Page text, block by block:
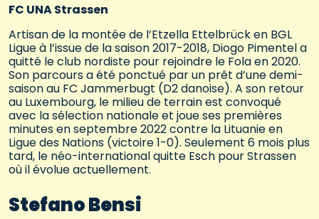
FC UNA Strassen
Artisan de la montée de l’Etzella Ettelbrück en BGL
Ligue à l’issue de la saison 2017-2018, Diogo Pimentel a
quitté le club nordiste pour rejoindre le Fola en 2020.
Son parcours a été ponctué par un prêt d’une demi-
saison au FC Jammerbugt (D2 danoise). A son retour
au Luxembourg, le milieu de terrain est convoqué
avec la sélection nationale et joue ses premières
minutes en septembre 2022 contre la Lituanie en
Ligue des Nations (victoire 1-0). Seulement 6 mois plus
tard, le néo-international quitte Esch pour Strassen
où il évolue actuellement.
Stefano Bensi